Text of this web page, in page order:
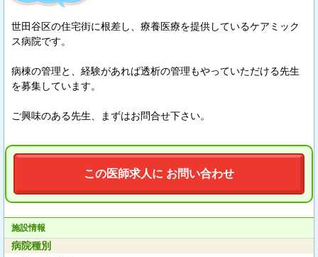
世田谷区の住宅街に根差し、療養医療を提供しているケアミック
ス病院です。
病棟の管理と、経験があれば透析の管理もやっていただける先生
を募集しています。
ご興味のある先生、まずはお問合せ下さい。
この医師求人に お問い合わせ
施設情報
病院種別